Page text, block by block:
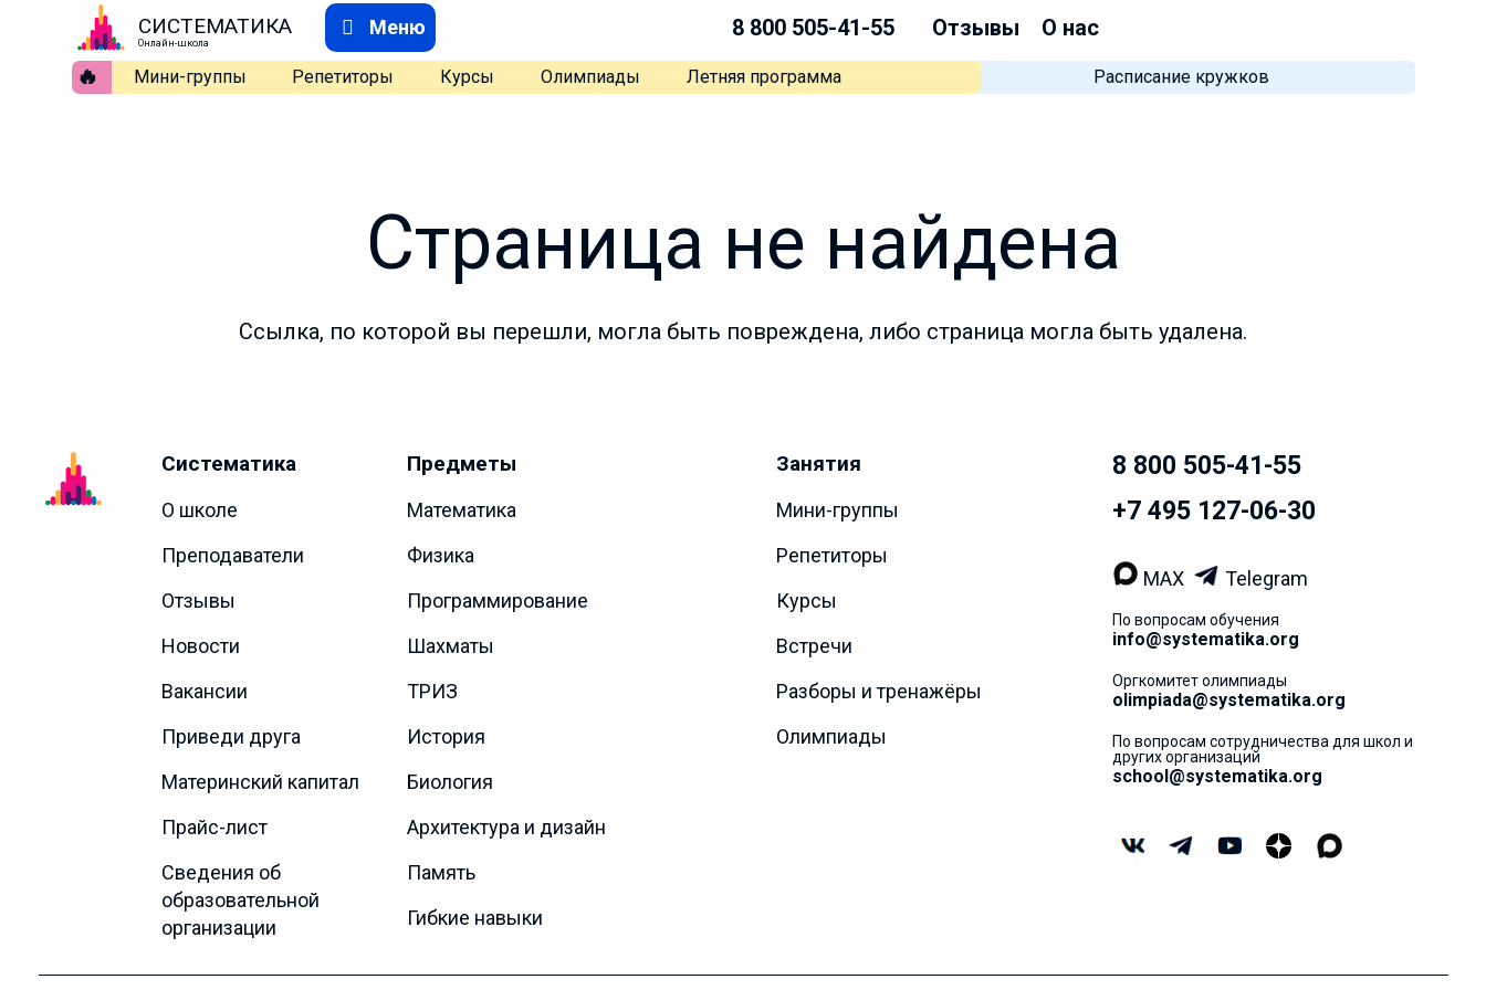
СИСТЕМАТИКА
Онлайн-школа
Меню 8 800 505-41-55 Отзывы
О нас
🔥
Мини-группы Репетиторы Курсы Олимпиады Летняя программа Расписание кружков
Страница не найдена
Ссылка, по которой вы перешли, могла быть повреждена, либо страница могла быть удалена.
Систематика
О школе
Преподаватели
Отзывы
Новости
Вакансии
Приведи друга
Материнский капитал
Прайс-лист
Сведения об
образовательной
организации
Предметы
Математика
Физика
Программирование
Шахматы
ТРИЗ
История
Биология
Архитектура и дизайн
Память
Гибкие навыки
Занятия
Мини-группы
Репетиторы
Курсы
Встречи
Разборы и тренажёры
Олимпиады
8 800 505-41-55
+7 495 127-06-30
MAX Telegram
По вопросам обучения
info@systematika.org
Оргкомитет олимпиады
olimpiada@systematika.org
По вопросам сотрудничества для школ и
других организаций
school@systematika.org